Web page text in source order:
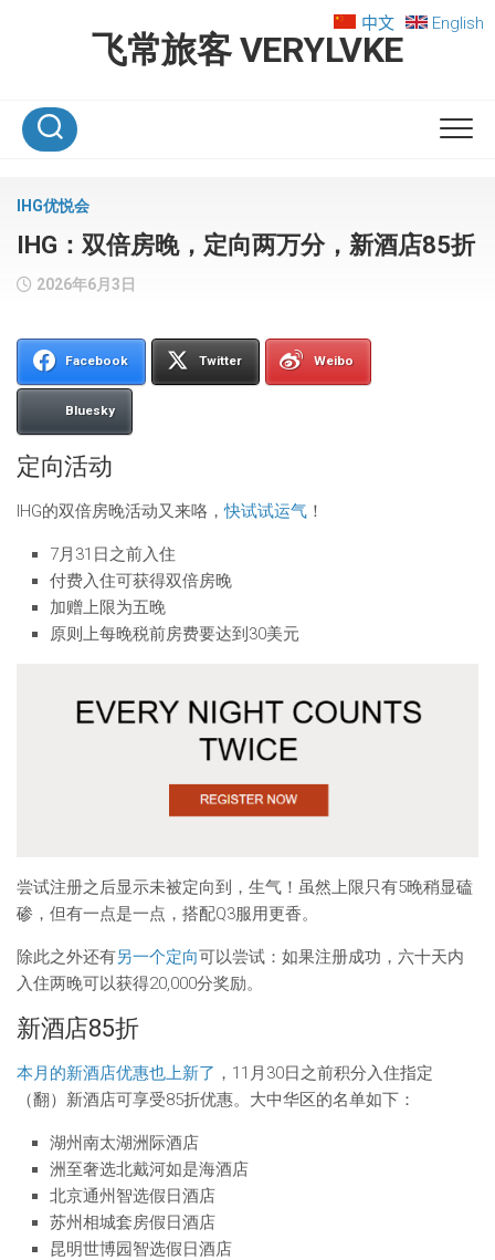
飞常旅客 VERYLVKE
中文 English
IHG优悦会
IHG：双倍房晚，定向两万分，新酒店85折
2026年6月3日
Facebook Twitter Weibo
Bluesky
定向活动
IHG的双倍房晚活动又来咯，快试试运气 ！
7月31日之前入住
付费入住可获得双倍房晚
加赠上限为五晚
原则上每晚税前房费要达到30美元
尝试注册之后显示未被定向到，生气！虽然上限只有5晚稍显磕
碜，但有一点是一点，搭配Q3服用更香。
除此之外还有另一个定向可以尝试：如果注册成功，六十天内
入住两晚可以获得20,000分奖励。
新酒店85折
本月的新酒店优惠也上新了 ，11月30日之前积分入住指定
（翻）新酒店可享受85折优惠。大中华区的名单如下：
湖州南太湖洲际酒店
洲至奢选北戴河如是海酒店
北京通州智选假日酒店
苏州相城套房假日酒店
昆明世博园智选假日酒店